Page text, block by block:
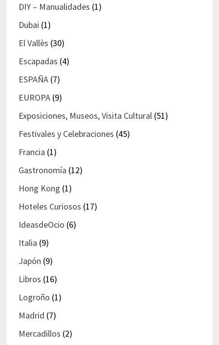
DIY – Manualidades (1)
Dubai (1)
El Vallès (30)
Escapadas (4)
ESPAÑA(7)
EUROPA(9)
Exposiciones, Museos, Visita Cultural(51)
Festivales y Celebraciones (45)
Francia (1)
Gastronomía (12)
Hong Kong (1)
Hoteles Curiosos (17)
IdeasdeOcio (6)
Italia (9)
Japón (9)
Libros (16)
Logroño (1)
Madrid (7)
Mercadillos (2)